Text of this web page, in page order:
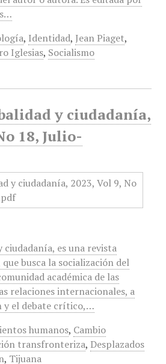
, Identidad, Jean Piaget,
Iglesias, Socialismo
y ciudadanía,
18, Julio-
es una revista
busca la socialización del
académica de las
relaciones internacionales, a
y el debate crítico,…
humanos, Cambio
transfronteriza, Desplazados
, Tijuana